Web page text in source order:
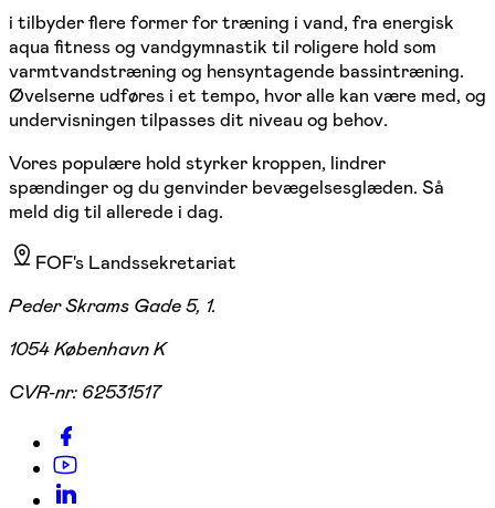
i tilbyder flere former for træning i vand, fra energisk
aqua fitness og vandgymnastik til roligere hold som
varmtvandstræning og hensyntagende bassintræning.
Øvelserne udføres i et tempo, hvor alle kan være med, og
undervisningen tilpasses dit niveau og behov.
Vores populære hold styrker kroppen, lindrer
spændinger og du genvinder bevægelsesglæden. Så
meld dig til allerede i dag.
FOF's Landssekretariat
Peder Skrams Gade 5, 1.
1054 København K
CVR-nr: 62531517